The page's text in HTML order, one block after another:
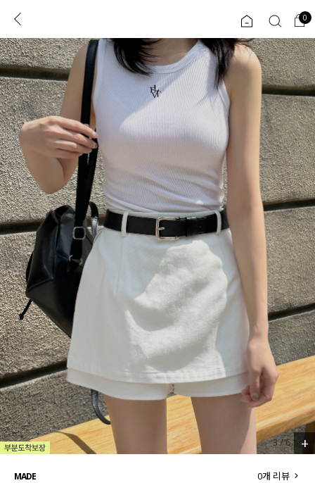
로그인 0
ENG
콘텐츠 리뷰 & 혜택 플러스핏 회원혜택 입
CATEGORY COMMUNITY
도착보장⚡
인플루언서 pick!
신상 5%
베스트
MADE
세트할인 ~30%
하객룩
살안타템
110사이즈
ALL
익스클루시브
아우터
티셔츠
니트
블라우스
원피스
팬츠
스커트
0
3/6 +
MADE 0개 리뷰